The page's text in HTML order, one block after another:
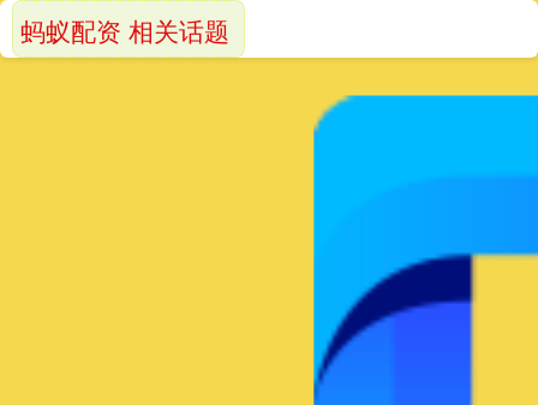
蚂蚁配资 相关话题